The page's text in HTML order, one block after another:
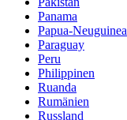
Panama
Papua-Neuguinea
Paraguay
Peru
Philippinen
Ruanda
Rumänien
Russland